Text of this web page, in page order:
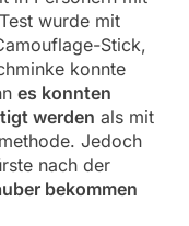
wurde mit
Stick,
konnte
es konnten
werden als mit
Jedoch
nach der
bekommen